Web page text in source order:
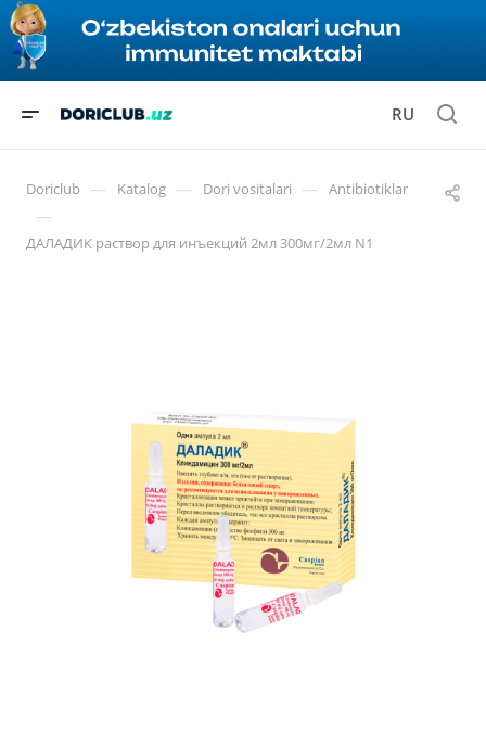
RU
Doriclub — Katalog — Dori vositalari — Antibiotiklar
—
ДАЛАДИК раствор для инъекций 2мл 300мг/2мл N1